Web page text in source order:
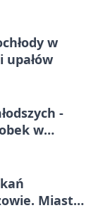
w
upałów
-
w
Miasto